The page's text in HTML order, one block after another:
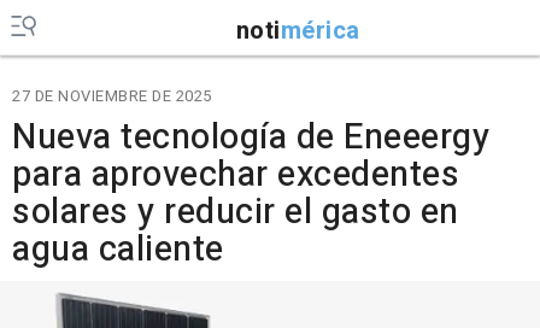
notimérica
27 DE NOVIEMBRE DE 2025
Nueva tecnología de Eneeergy
para aprovechar excedentes
solares y reducir el gasto en
agua caliente